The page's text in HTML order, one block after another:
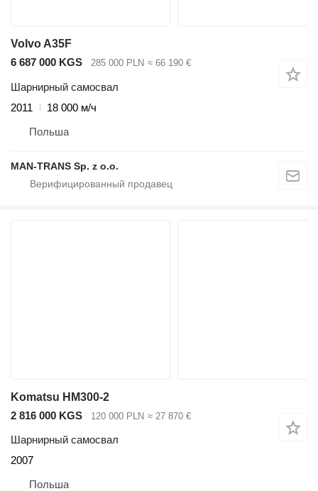
Volvo A35F
6 687 000 KGS
285 000 PLN ≈ 66 190 €
Шарнирный самосвал
2011
18 000 м/ч
Польша
MAN-TRANS Sp. z o.o.
Komatsu HM300-2
2 816 000 KGS
120 000 PLN ≈ 27 870 €
Шарнирный самосвал
2007
Польша